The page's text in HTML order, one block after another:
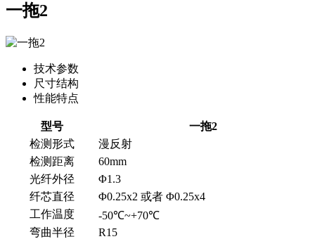
一拖2
技术参数
尺寸结构
性能特点
型号
一拖2
检测形式
漫反射
检测距离
60mm
光纤外径
Φ1.3
纤芯直径
Φ0.25x2 或者 Φ0.25x4
工作温度
-50℃~+70℃
弯曲半径
R15